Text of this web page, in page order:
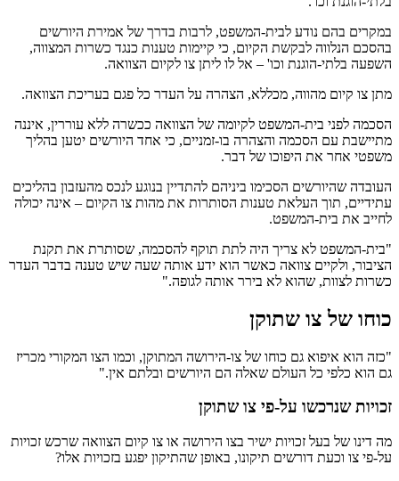
במקרים בהם נודע לבית-המשפט, לרבות בדרך של אמירת היורשים
בהסכם הנלווה לבקשת הקיום, כי קיימות טענות כנגד כשרות המצווה,
השפעה בלתי-הוגנת וכו' – אל לו ליתן צו לקיום הצוואה.
מתן צו קיום מהווה, מכללא, הצהרה על העדר כל פגם בעריכת הצוואה.
הסכמה לפני בית-המשפט לקיומה של הצוואה ככשרה ללא עוררין, איננה
מתיישבת עם הסכמה והצהרה בו-זמניים, כי אחד היורשים יטען בהליך
משפטי אחר את היפוכו של דבר.
העובדה שהיורשים הסכימו ביניהם להתדיין בנוגע לנכס מהעזבון בהליכים
עתידיים, תוך העלאת טענות הסותרות את מהות צו הקיום – אינה יכולה
לחייב את בית-המשפט.
"בית-המשפט לא צריך היה לתת תוקף להסכמה, שסותרת את תקנת
הציבור, ולקיים צוואה כאשר הוא ידע אותה שעה שיש טענה בדבר העדר
כשרות לצוות, שהוא לא בירר אותה לגופה."
כוחו של צו שתוקן
"כזה הוא איפוא גם כוחו של צו-הירושה המתוקן, וכמו הצו המקורי מכריז
גם הוא כלפי כל העולם שאלה הם היורשים ובלתם אין."
זכויות שנרכשו על-פי צו שתוקן
מה דינו של בעל זכויות ישיר בצו הירושה או צו קיום הצוואה שרכש זכויות
על-פי צו וכעת דורשים תיקונו, באופן שהתיקון יפגע בזכויות אלו?